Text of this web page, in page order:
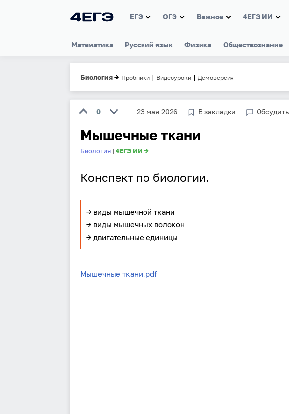
ЕГЭ ОГЭ Важное 4ЕГЭ ИИ
Математика Русский язык Физика Обществознание
Биология→ Пробники | Видеоуроки | Демоверсия
0 23 мая 2026 В закладки Обсудить
Мышечные ткани
Биология | 4ЕГЭ ИИ →
Конспект по биологии.
→ виды мышечной ткани
→ виды мышечных волокон
→ двигательные единицы
Мышечные ткани.pdf